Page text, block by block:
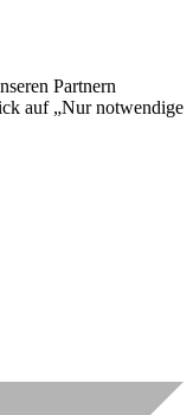
Partnern
auf „Nur notwendige